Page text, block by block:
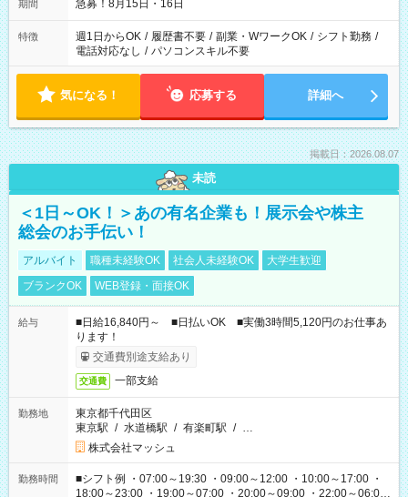
期間 急募！8月15日・16日
特徴 週1日からOK / 履歴書不要 / 副業・WワークOK / シフト勤務 /
電話対応なし / パソコンスキル不要
気になる！ 応募する 詳細へ
掲載日：2026.08.07
未読
＜1日～OK！＞あの有名企業も！展示会や株主
総会のお手伝い！
アルバイト 職種未経験OK 社会人未経験OK
大学生歓迎
ブランクOK
WEB登録・面接OK
給与
■日給16,840円～ ■日払いOK ■実働3時間5,120円のお仕事あ
ります！
交通費別途支給あり
交通費 一部支給
勤務地
東京都千代田区
東京駅 / 水道橋駅 / 有楽町駅 / …
株式会社マッシュ
勤務時間
■シフト例 ・07:00～19:30 ・09:00～12:00 ・10:00～17:00 ・
18:00～23:00 ・19:00～07:00 ・20:00～09:00 ・22:00～06:00